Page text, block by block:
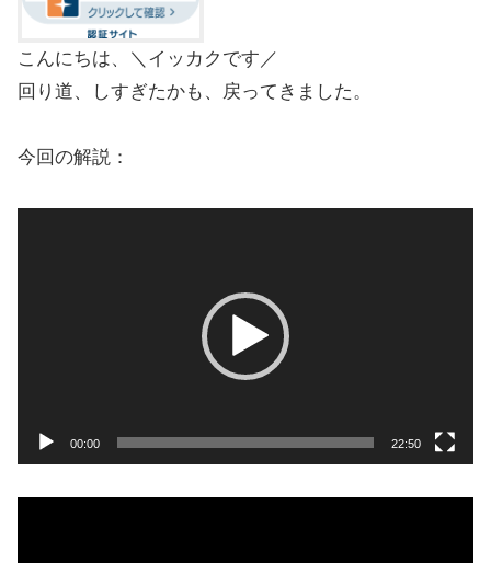
こんにちは、＼イッカクです／
回り道、しすぎたかも、戻ってきました。
今回の解説：
00:00 22:50